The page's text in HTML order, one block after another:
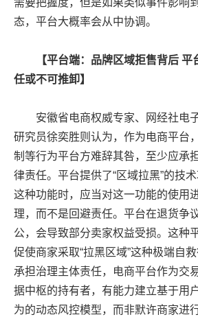
需要把握度，但是如果类似事件影响
态，平台大概率会从中协调。
【平台端：品牌区域拒售背后 平
任或不可推卸】
安徽省电商权威专家、网经社电
研究员徐奕胜则认为，作为电商平台
制等行为平台方难辞其咎，至少应承
律责任。平台提供了“区域拉黑”的技
这种功能时，应当对这一功能的使用
理，而不是回避责任。平台在退货争
公，会导致部分卖家权益受损。这种
促使商家采取“拉黑区域”这种极端自
承担治理主体责任，电商平台作为交
据中枢的持有者，有能力建立基于用
为的动态风控模型，而非默许商家进